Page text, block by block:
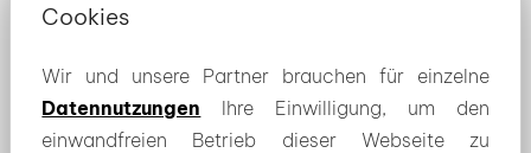
mehr als 30 Jahren! Wir freuen uns auf Ihre
Kontaktaufnahme zur Lieferung von
Cookies
Wir und unsere Partner brauchen für einzelne
Datennutzungen Ihre Einwilligung, um den
einwandfreien Betrieb dieser Webseite zu